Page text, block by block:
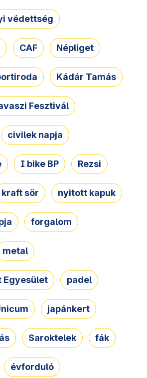
védettség
CAF Népliget
Kádár Tamás
Fesztivál
civilek napja
I bike BP Rezsi
kraft sör nyitott kapuk
forgalom
metal
Egyesület padel
japánkert
Saroktelek fák
évforduló